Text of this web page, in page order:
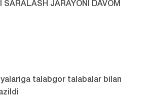
SARALASH JARAYONI DAVOM
talabgor talabalar bilan